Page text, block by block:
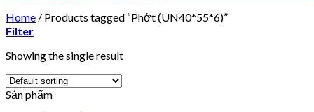
Home / Products tagged “Phớt (UN40*55*6)”
Filter
Showing the single result
Sản phẩm